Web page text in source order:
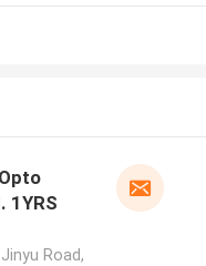
1YRS
Road,